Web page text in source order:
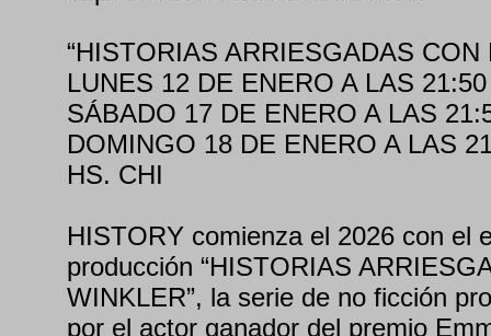
“HISTORIAS ARRIESGADAS
LUNES 12 DE ENERO A LAS
SÁBADO 17 DE ENERO A LAS
DOMINGO 18 DE ENERO A LAS
HS. CHI
HISTORY comienza el 2026 con el
producción “HISTORIAS
WINKLER”, la serie de no ficción
por el actor ganador del premio